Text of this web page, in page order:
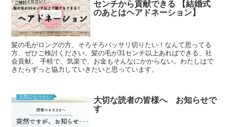
センチから貢献できる 【結婚式
のあとはヘアドネーション】
髪の毛がロングの方、そろそろバッサリ切りたい！なんて思ってる
方、ぜひご検討ください。髪の毛が31センチ以上あればできる、社
会貢献。 手軽で、気楽で、お金もそんなにかからない。わたしはで
きたらずっと協力していきたいと思っています。
元気になりたい
大切な読者の皆様へ お知らせで
す